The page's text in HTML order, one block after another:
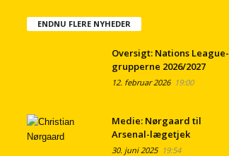
ENDNU FLERE NYHEDER
Oversigt: Nations League-
grupperne 2026/2027
12. februar 202619:00
Medie: Nørgaard til
Arsenal-lægetjek
30. juni 202519:54